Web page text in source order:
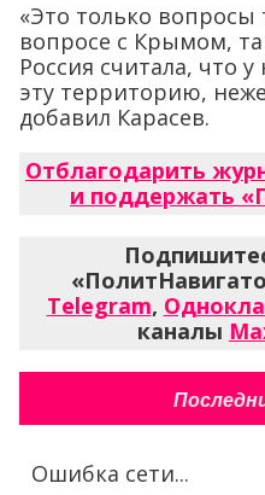
«Это только вопросы
вопросе с Крымом,
Россия считала, что
эту территорию,
добавил Карасев.
Отблагодарить
и поддержать
Telegram,
каналы
Ошибка сети...